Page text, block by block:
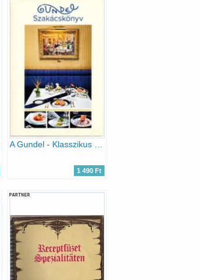
1 490 Ft
PARTNER